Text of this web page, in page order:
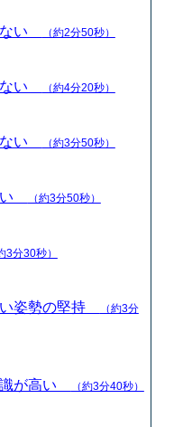
ない （約2分50秒）
ない （約4分20秒）
ない （約3分50秒）
い （約3分50秒）
3分30秒）
い姿勢の堅持
（約3分
識が高い （約3分40秒）